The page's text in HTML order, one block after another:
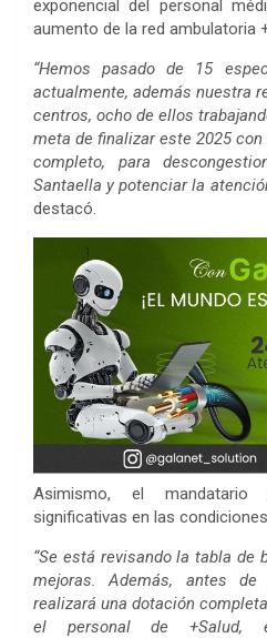
exponencial del personal
aumento de la red ambulatoria
“Hemos pasado de 15
actualmente, además nuestra
centros, ocho de ellos
meta de finalizar este 2025
completo, para
Santaella y potenciar la
destacó.
Asimismo, el mandatario
significativas en las
“Se está revisando la tabla de
mejoras. Además, antes
realizará una dotación
el personal de +Salud,